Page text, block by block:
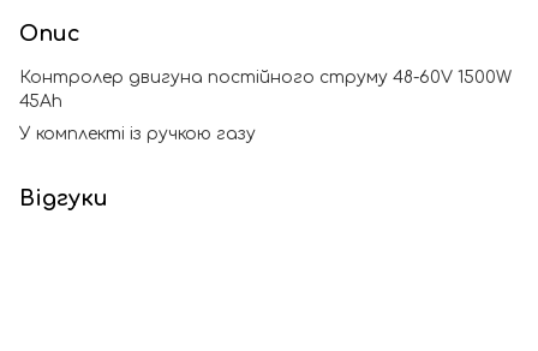
Опис
Контролер двигуна постійного струму 48-60V 1500W
45Ah
У комплекті із ручкою газу
Відгуки